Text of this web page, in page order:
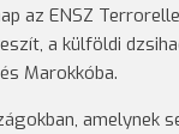
az ENSZ
a külföldi
Marokkóba.
amelynek